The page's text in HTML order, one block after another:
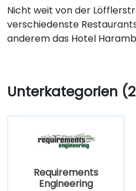
Nicht weit von der
verschiedenste
anderem das Hotel
Unterkategorien
Requirements
Engineering